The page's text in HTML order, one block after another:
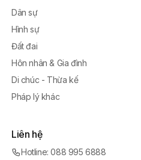
Dân sự
Hình sự
Đất đai
Hôn nhân & Gia đình
Di chúc - Thừa kế
Pháp lý khác
Liên hệ
Hotline: 088 995 6888